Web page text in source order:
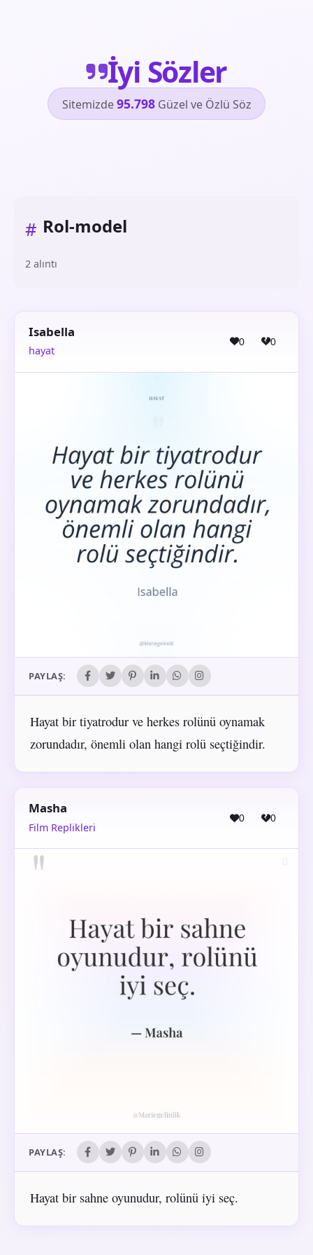
İyi Sözler
Sitemizde95.798Güzel ve Özlü Söz
# Rol-model
2 alıntı
Isabella
hayat
0 0
PAYLAŞ:
Hayat bir tiyatrodur ve herkes rolünü oynamak
zorundadır, önemli olan hangi rolü seçtiğindir.
Masha
Film Replikleri
0 0
PAYLAŞ:
Hayat bir sahne oyunudur, rolünü iyi seç.